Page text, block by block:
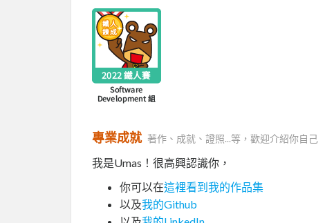
專業成就 著作、成就、證照...等，歡迎介紹你自己
我是Umas！很高興認識你，
你可以在這裡看到我的作品集
以及我的Github